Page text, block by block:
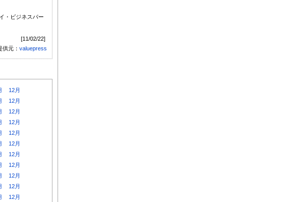
・ビジネスパー
[11/02/22]
供元： valuepress
12月
12月
12月
12月
12月
12月
12月
12月
12月
12月
12月